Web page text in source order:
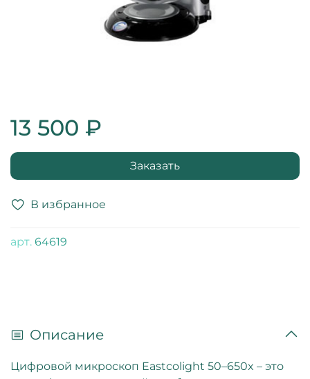
В избранное
арт. 64619
13 500 ₽
Заказать
Описание
Цифровой микроскоп Eastcolight 50–650x – это